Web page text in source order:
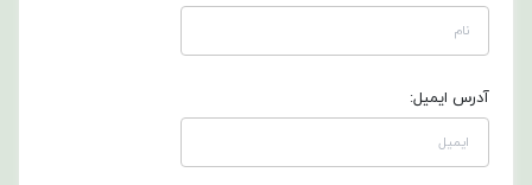
آدرس ایمیل: